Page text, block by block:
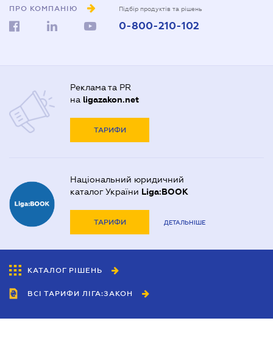
ПРО КОМПАНІЮ Підбір продуктів та рішень
0-800-210-102
Реклама та PR
на ligazakon.net
ТАРИФИ
Національний юридичний
каталог України Liga:BOOK
ТАРИФИ ДЕТАЛЬНІШЕ
КАТАЛОГ РІШЕНЬ
ВСІ ТАРИФИ ЛІГА:ЗАКОН